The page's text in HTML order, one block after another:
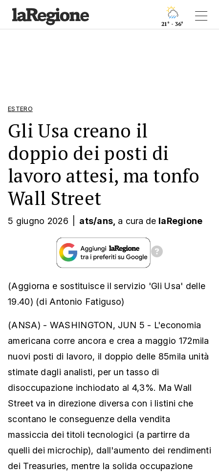
21° - 36°
ESTERO
Gli Usa creano il
doppio dei posti di
lavoro attesi, ma tonfo
Wall Street
5 giugno 2026 ats/ans, a cura de laRegione
(Aggiorna e sostituisce il servizio 'Gli Usa' delle
19.40) (di Antonio Fatiguso)
(ANSA) - WASHINGTON, JUN 5 - L'economia
americana corre ancora e crea a maggio 172mila
nuovi posti di lavoro, il doppio delle 85mila unità
stimate dagli analisti, per un tasso di
disoccupazione inchiodato al 4,3%. Ma Wall
Street va in direzione diversa con i listini che
scontano le conseguenze della vendita
massiccia dei titoli tecnologici (a partirre da
quelli dei microchip), dall'aumento dei rendimenti
dei Treasuries, mentre la solida occupazione